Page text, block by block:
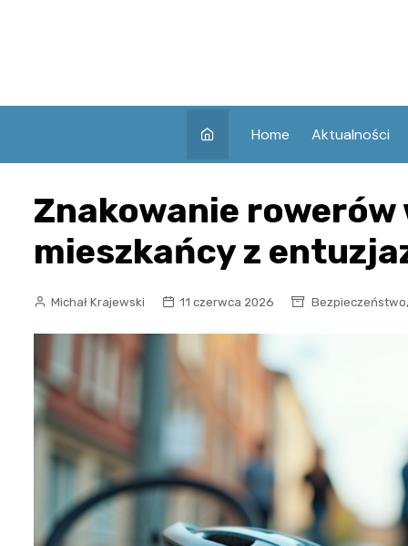
Home Aktualności
Znakowanie rowerów
mieszkańcy z
Michał Krajewski 11 czerwca 2026 Bezpieczeństwo,